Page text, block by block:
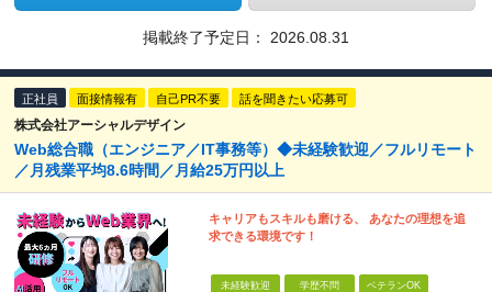
掲載終了予定日： 2026.08.31
正社員 面接情報有 自己PR不要 話を聞きたい応募可
株式会社アーシャルデザイン
Web総合職（エンジニア／IT事務等）◆未経験歓迎／フルリモート
／月残業平均8.6時間／月給25万円以上
キャリアもスキルも磨ける、 あなたの理想を追
求できる環境です！
未経験歓迎 学歴不問 ベテランOK